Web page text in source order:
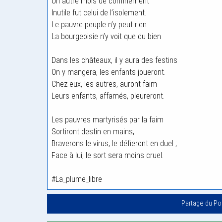
Inutile fut celui de l’isolement.
Le pauvre peuple n’y peut rien
La bourgeoisie n’y voit que du bien
Dans les châteaux, il y aura des festins
On y mangera, les enfants joueront.
Chez eux, les autres, auront faim
Leurs enfants, affamés, pleureront.
Les pauvres martyrisés par la faim
Sortiront destin en mains,
Braverons le virus, le défieront en duel ;
Face à lui, le sort sera moins cruel.
#La_plume_libre
Partage du